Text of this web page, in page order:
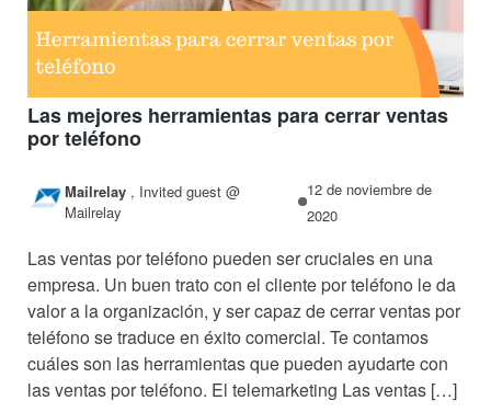
Las mejores herramientas para cerrar ventas
por teléfono
Mailrelay , Invited guest @
Mailrelay
12 de noviembre de
2020
Las ventas por teléfono pueden ser cruciales en una
empresa. Un buen trato con el cliente por teléfono le da
valor a la organización, y ser capaz de cerrar ventas por
teléfono se traduce en éxito comercial. Te contamos
cuáles son las herramientas que pueden ayudarte con
las ventas por teléfono. El telemarketing Las ventas […]